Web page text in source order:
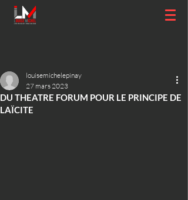
DU THEATRE FORUM POUR LE PRINCIPE DE
LAÏCITE
louisemichelepinay
27 mars 2023